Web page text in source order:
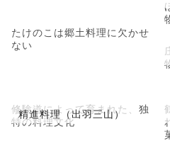
たけのこは郷土料理に欠かせ
ない
精進料理（出羽三山）
修験道によって育まれた、独
特の料理文化